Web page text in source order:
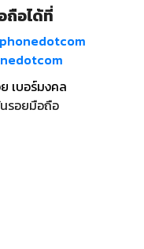
ถือได้ที่
เบอร์มงคล
รอยมือถือ